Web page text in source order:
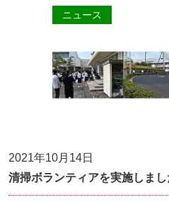
ニュース
2021年10月14日
清掃ボランティアを実施しまし